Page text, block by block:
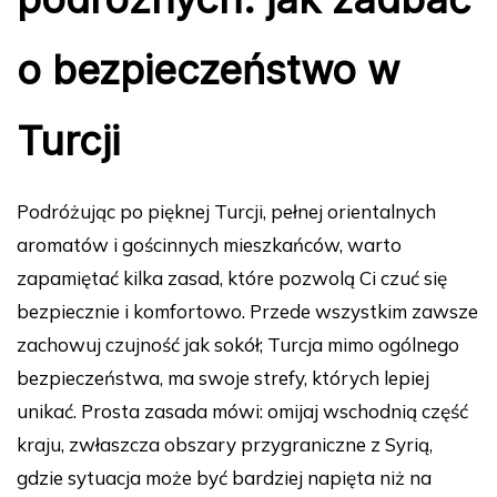
o bezpieczeństwo w
Turcji
Podróżując po pięknej Turcji, pełnej orientalnych
aromatów i gościnnych mieszkańców, warto
zapamiętać kilka zasad, które pozwolą Ci czuć się
bezpiecznie i komfortowo. Przede wszystkim zawsze
zachowuj czujność jak sokół; Turcja mimo ogólnego
bezpieczeństwa, ma swoje strefy, których lepiej
unikać. Prosta zasada mówi: omijaj wschodnią część
kraju, zwłaszcza obszary przygraniczne z Syrią,
gdzie sytuacja może być bardziej napięta niż na